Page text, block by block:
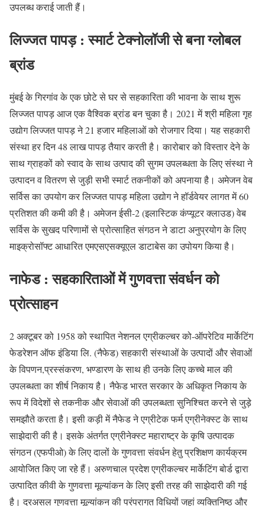
उपलब्ध कराई जाती हैं।
लिज्जत पापड़ : स्मार्ट टेक्नोलॉजी से बना ग्लोबल
ब्रांड
मुंबई के गिरगांव के एक छोटे से घर से सहकारिता की भावना के साथ शुरू
लिज्जत पापड़ आज एक वैश्विक ब्रांड बन चुका है। 2021 में श्री महिला गृह
उद्योग लिज्जत पापड़ ने 21 हजार महिलाओं को रोजगार दिया। यह सहकारी
संस्था हर दिन 48 लाख पापड़ तैयार करती है। कारोबार को विस्तार देने के
साथ ग्राहकों को स्वाद के साथ उत्पाद की सुगम उपलब्धता के लिए संस्था ने
उत्पादन व वितरण से जुड़ी सभी स्मार्ट तकनीकों को अपनाया है। अमेजन वेब
सर्विस का उपयोग कर लिज्जत पापड़ महिला उद्योग ने हॉर्डवेयर लागत में 60
प्रतिशत की कमी की है। अमेजन ईसी-2 (इलास्टिक कंप्यूटर क्लाउड) वेब
सर्विस के सुखद परिणामों से प्रोत्साहित संगठन ने डाटा अनुप्रयोग के लिए
माइक्रोसॉफ्ट आधारित एमएसएसक्यूएल डाटाबेस का उपोयग किया है।
नाफेड : सहकारिताओं में गुणवत्ता संवर्धन को
प्रोत्साहन
2 अक्टूबर को 1958 को स्थापित नेशनल एग्रीकल्चर को-ऑपरेटिव मार्केटिंग
फेडरेशन ऑफ इंडिया लि. (नैफेड) सहकारी संस्थाओं के उत्पादों और सेवाओं
के विपणन,प्रस्संकरण, भण्डारण के साथ ही उनके लिए कच्चे माल की
उपलब्धता का शीर्ष निकाय है। नैफेड भारत सरकार के अधिकृत निकाय के
रूप में विदेशों से तकनीक और सेवाओं की उपलब्धता सुनिश्चित करने से जुड़े
समझौते करता है। इसी कड़ी में नैफेड ने एग्रीटेक फर्म एग्रीनेक्स्ट के साथ
साझेदारी की है। इसके अंतर्गत एग्रीनेक्स्ट महाराष्ट्र के कृषि उत्पादक
संगठन (एफपीओ) के लिए दालों के गुणवत्ता संवर्धन हेतु प्रशिक्षण कार्यक्रम
आयोजित किए जा रहे हैं। अरुणचाल प्रदेश एग्रीकल्चर मार्केटिंग बोर्ड द्वारा
उत्पादित कीवी के गुणवत्ता मूल्यांकन के लिए इसी तरह की साझेदारी की गई
है। दरअसल गुणवत्ता मूल्यांकन की परंपरागत विधियों जहां व्यक्तिनिष्ठ और